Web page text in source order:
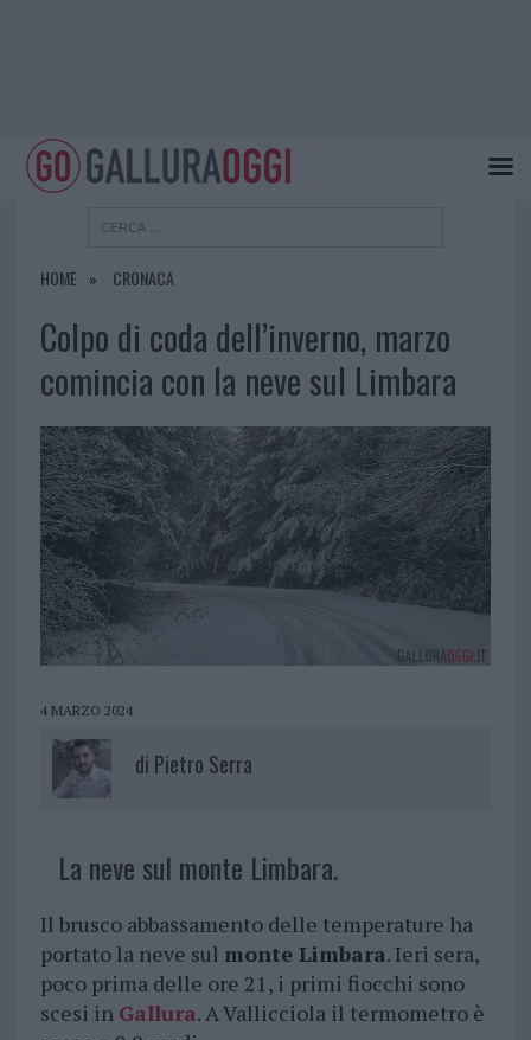
HOME CRONACA
Colpo di coda dell’inverno, marzo
comincia con la neve sul Limbara
4 MARZO 2024
di Pietro Serra
La neve sul monte Limbara.
Il brusco abbassamento delle temperature ha
portato la neve sul monte Limbara. Ieri sera,
poco prima delle ore 21, i primi fiocchi sono
scesi in Gallura. A Vallicciola il termometro è